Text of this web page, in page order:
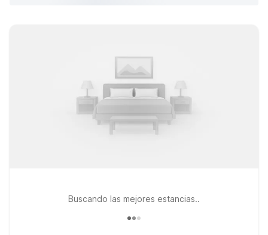
Buscando las mejores estancias..